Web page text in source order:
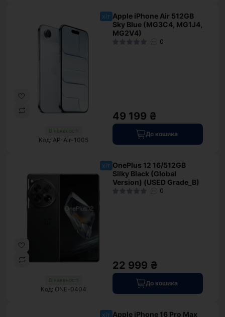
хіт
В наявності
Код: AP-Air-1005
Apple iPhone Air 512GB
Sky Blue (MG3C4, MG1J4,
MG2V4)
0
49 199 ₴
До кошика
хіт
В наявності
Код: ONE-0404
OnePlus 12 16/512GB
Silky Black (Global
Version) (USED Grade_B)
0
22 999 ₴
До кошика
хіт Apple iPhone 16 Pro Max